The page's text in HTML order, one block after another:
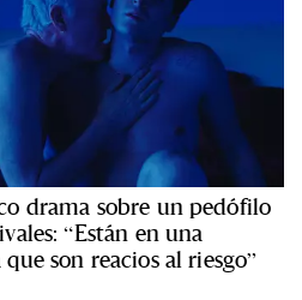
drama sobre un pedófilo
“Están en una
son reacios al riesgo”